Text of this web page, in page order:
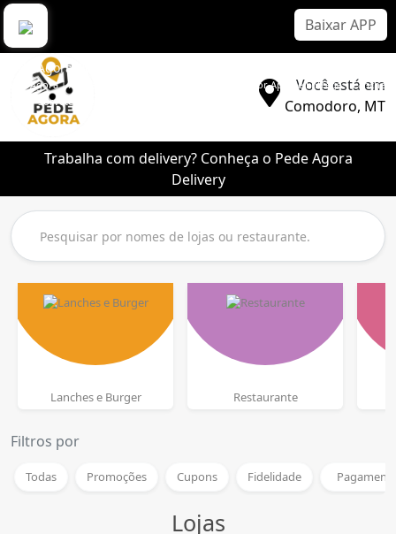
Pede Agora Delivery
Pede Agora | Aplicativo Delivery Sem Comissão | Melhor App de Entrega | Lanche |
Pizza | Sorvete | Bebidas
Baixar APP
Você está em
Comodoro, MT
Trabalha com delivery? Conheça o Pede Agora
Delivery
Lanches e Burger Restaurante
Filtros por
Todas Promoções Cupons Fidelidade
Lojas